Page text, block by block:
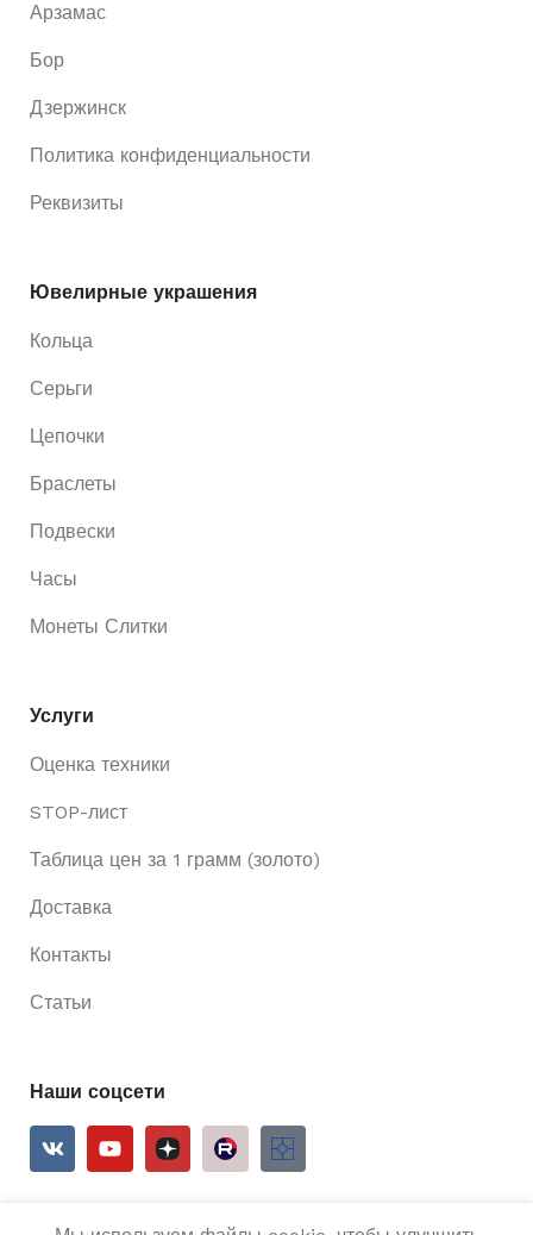
Арзамас
Бор
Дзержинск
Политика конфиденциальности
Реквизиты
Ювелирные украшения
Кольца
Серьги
Цепочки
Браслеты
Подвески
Часы
Монеты Слитки
Услуги
Оценка техники
STOP-лист
Таблица цен за 1 грамм (золото)
Доставка
Контакты
Статьи
Наши соцсети